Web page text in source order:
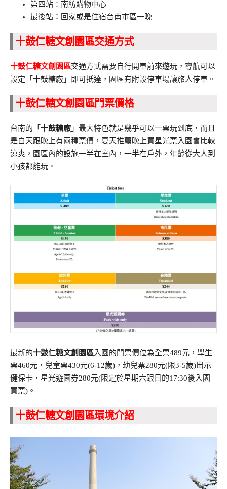
第四站：南紡購物中心
最後站：回家或是住宿台南市區一晚
十鼓仁糖文創園區交通方式
十鼓仁糖文創園區交通方式需要自行開車前來遊玩，導航可以
設定「十鼓糖廠」即可抵達，園區有附設停車場讓旅人停車。
十鼓仁糖文創園區門票價格
台南的「 十鼓糖廠 」最大特色就是幾乎可以一票玩到底，而且
是白天跟晚上有兩種票價，夏天推薦晚上買星光票入園會比較
涼爽，園區內的設施一半在室內，一半在戶外，年齡從大人到
小孩都能玩。
最新的十鼓仁糖文創園區 入園的門票價位為全票489元，學生
票460元，兒童票430元(6-12歲)，幼兒票280元(限3-5歲)出示
健保卡，星光遊園券280元(限定於星期六跟日的17:30後入園
買票)。
十鼓仁糖文創園區環境介紹